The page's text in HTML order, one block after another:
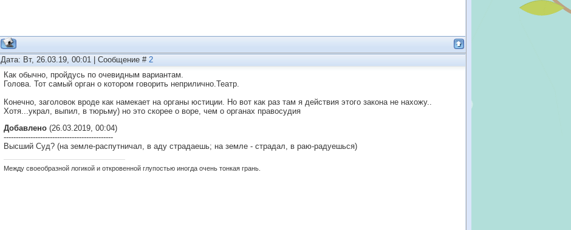
Дата: Вт, 26.03.19, 00:01 | Сообщение # 2
Как обычно, пройдусь по очевидным вариантам.
Голова. Тот самый орган о котором говорить неприлично.Театр.
Конечно, заголовок вроде как намекает на органы юстиции. Но вот как раз там я действия этого закона не нахожу..
Хотя...украл, выпил, в тюрьму) но это скорее о воре, чем о органах правосудия
Добавлено (26.03.2019, 00:04)
---------------------------------------------
Высший Суд? (на земле-распутничал, в аду страдаешь; на земле - страдал, в раю-радуешься)
Между своеобразной логикой и откровенной глупостью иногда очень тонкая грань.